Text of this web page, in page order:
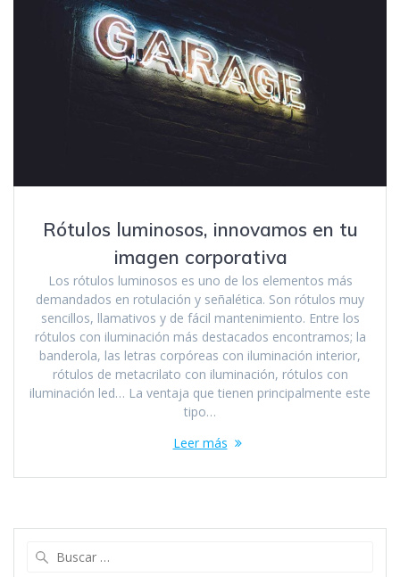
Rótulos luminosos, innovamos en tu
imagen corporativa
Los rótulos luminosos es uno de los elementos más
demandados en rotulación y señalética. Son rótulos muy
sencillos, llamativos y de fácil mantenimiento. Entre los
rótulos con iluminación más destacados encontramos; la
banderola, las letras corpóreas con iluminación interior,
rótulos de metacrilato con iluminación, rótulos con
iluminación led… La ventaja que tienen principalmente este
tipo…
Leer más